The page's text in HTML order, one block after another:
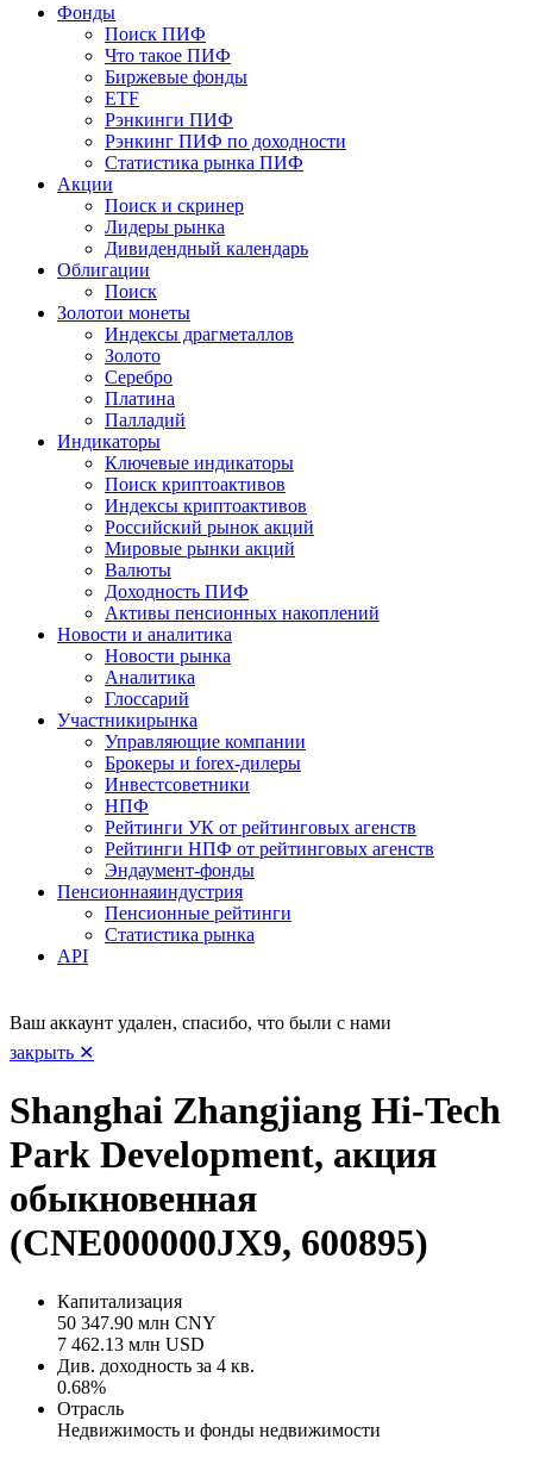
Фонды
Поиск ПИФ
Что такое ПИФ
Биржевые фонды
ETF
Рэнкинги ПИФ
Рэнкинг ПИФ по доходности
Статистика рынка ПИФ
Акции
Поиск и скринер
Лидеры рынка
Дивидендный календарь
Облигации
Поиск
Золотои монеты
Индексы драгметаллов
Золото
Серебро
Платина
Палладий
Индикаторы
Ключевые индикаторы
Поиск криптоактивов
Индексы криптоактивов
Российский рынок акций
Мировые рынки акций
Валюты
Доходность ПИФ
Активы пенсионных накоплений
Новости и аналитика
Новости рынка
Аналитика
Глоссарий
Участникирынка
Управляющие компании
Брокеры и forex-дилеры
Инвестсоветники
НПФ
Рейтинги УК от рейтинговых агенств
Рейтинги НПФ от рейтинговых агенств
Эндаумент-фонды
Пенсионнаяиндустрия
Пенсионные рейтинги
Статистика рынка
API
Ваш аккаунт удален, спасибо, что были с нами
закрыть ✕
Shanghai Zhangjiang Hi-Tech
Park Development, акция
обыкновенная
(CNE000000JX9, 600895)
Капитализация
50 347.90 млн CNY
7 462.13 млн USD
Див. доходность за 4 кв.
0.68%
Отрасль
Недвижимость и фонды недвижимости